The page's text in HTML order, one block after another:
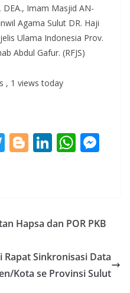
Imam Masjid AN-
Agama Sulut DR. Haji
Ulama Indonesia Prov.
Abdul Gafur. (RFJS)
, 1 views today
T Bl
er
Li
dI
W
A
p
n
er
Hapsa dan POR PKB
Sinkronisasi Data
Kota se Provinsi Sulut